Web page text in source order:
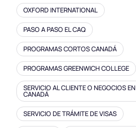
OXFORD INTERNATIONAL
PASO A PASO EL CAQ
PROGRAMAS CORTOS CANADÁ
PROGRAMAS GREENWICH COLLEGE
SERVICIO AL CLIENTE O NEGOCIOS EN
CANADÁ
SERVICIO DE TRÁMITE DE VISAS